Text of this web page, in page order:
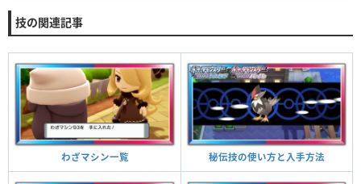
技の関連記事
わざマシン一覧 秘伝技の使い方と入手方法